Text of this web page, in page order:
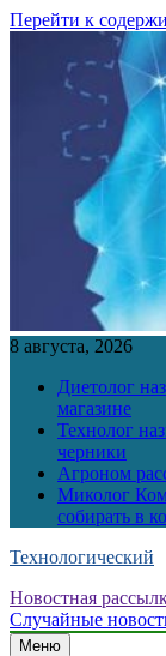
Перейти к
8 августа, 2026
Диетолог
магазине
Технолог
черники
Агроном
Миколог
собирать в
Технологический
Новостная
Случайные
Меню